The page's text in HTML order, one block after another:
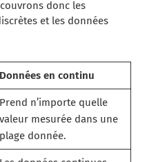
donc les
et les données
Données en continu
Prend n’importe quelle
valeur mesurée dans une
plage donnée.